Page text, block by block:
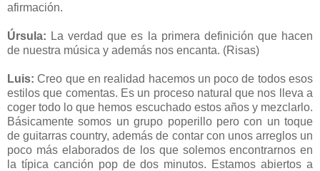
afirmación.
Úrsula: La verdad que es la primera definición que hacen
de nuestra música y además nos encanta. (Risas)
Luis: Creo que en realidad hacemos un poco de todos esos
estilos que comentas. Es un proceso natural que nos lleva a
coger todo lo que hemos escuchado estos años y mezclarlo.
Básicamente somos un grupo poperillo pero con un toque
de guitarras country, además de contar con unos arreglos un
poco más elaborados de los que solemos encontrarnos en
la típica canción pop de dos minutos. Estamos abiertos a